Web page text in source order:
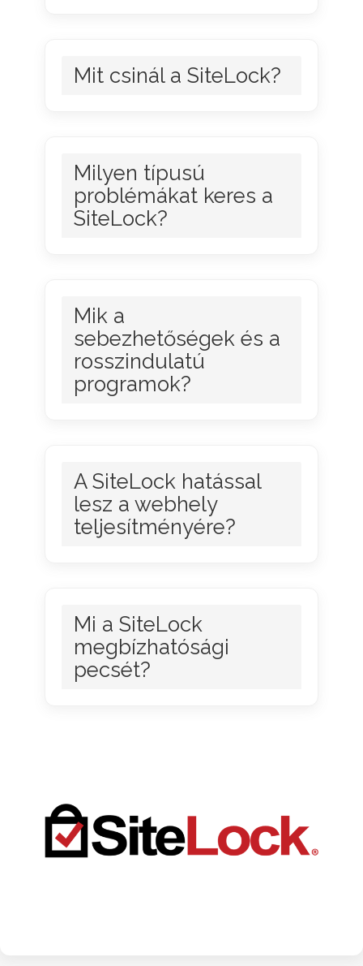
Mit csinál a SiteLock?
Milyen típusú
problémákat keres a
SiteLock?
Mik a
sebezhetőségek és a
rosszindulatú
programok?
A SiteLock hatással
lesz a webhely
teljesítményére?
Mi a SiteLock
megbízhatósági
pecsét?